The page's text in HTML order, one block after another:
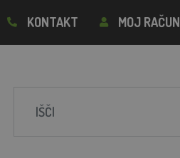
KONTAKT MOJ RAČUN